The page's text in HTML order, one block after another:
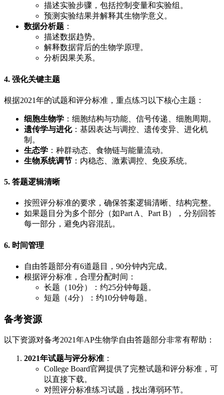
描述实验步骤，包括控制变量和实验组。
预测实验结果并解释其生物学意义。
数据分析题 ：
描述数据趋势。
解释数据背后的生物学原理。
分析因果关系。
4. 强化关键主题
根据2021年的试题和评分标准，重点练习以下核心主题：
细胞生物学 ：细胞结构与功能、信号传递、细胞周期。
遗传学与进化：基因表达与调控、遗传变异、进化机
制。
生态学 ：种群动态、食物链与能量流动。
生物系统调节 ：内稳态、激素调控、免疫系统。
5. 答题逻辑清晰
按照评分标准的要求，确保答案逻辑清晰、结构完整。
如果题目分为多个部分（如Part A、Part B），分别回答
每一部分，避免内容混乱。
6. 时间管理
自由答题部分有6道题目，90分钟内完成。
根据评分标准，合理分配时间：
长题（10分）：约25分钟每题。
短题（4分）：约10分钟每题。
备考资源
以下资源对备考2021年AP生物学自由答题部分非常有帮助：
2021年试题与评分标准 ：
College Board官网提供了完整试题和评分标准，可
以直接下载。
对照评分标准练习试题，找出薄弱环节。